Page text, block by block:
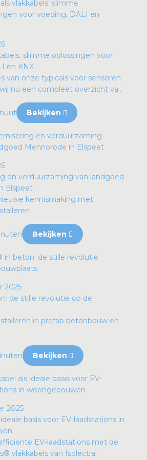
slimme oplossingen voor
en KNX
van onze typicals voor sensoren
nu een compleet overzicht va...
Bekijken
en verduurzaming van landgoed
Elspeet
kennismaking met
Bekijken
2025
de stille revolutie op de
in prefab betonbouw en
Bekijken
2025
basis voor EV-laadstations in
EV-laadstations met de
vlakkabels van Isolectra.